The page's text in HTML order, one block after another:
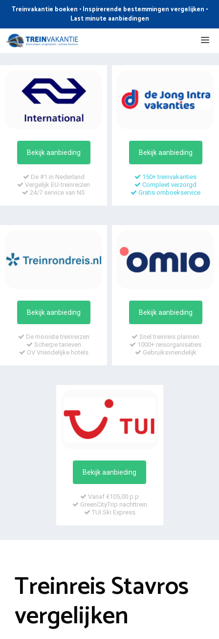
de
inhoud
Treinvakantie boeken • Inspirerende bestemmingen vergelijken •
Last minute aanbiedingen
Bekijk aanbieding
De #1 in Nederland
Vergelijk EU-treinreizen
24/7 service van NS
Bekijk aanbieding
150+ treinvakanties
Compleet verzorgd
Gratis omboekservice
Bekijk aanbieding
De mooiste treinreizen
Scherpe tarieven
OV Vriendelijke hotels
Bekijk aanbieding
Snel treinreis plannen
1000+ reisorganisaties
Gebruiksvriendelijk
Bekijk aanbieding
Vanaf €105,00 p.p
GreenCityTrip nachttrein
TUI Ski Express
Treinreis Stavros
vergelijken